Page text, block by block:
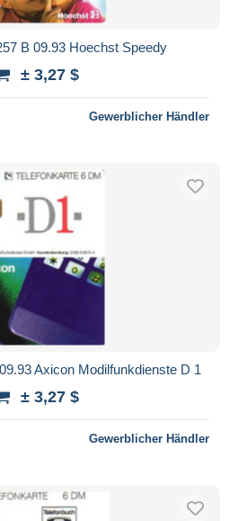
B 09.93 Hoechst Speedy
± 3,27 $
Gewerblicher Händler
Axicon Modilfunkdienste D 1
± 3,27 $
Gewerblicher Händler